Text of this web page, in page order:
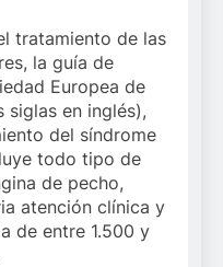
tratamiento de las
la guía de
Europea de
siglas en inglés),
del síndrome
todo tipo de
de pecho,
atención clínica y
de entre 1.500 y